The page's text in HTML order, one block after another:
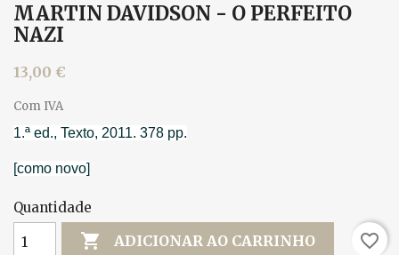
MARTIN DAVIDSON - O PERFEITO
NAZI
13,00 €
Com IVA
1.ª ed., Texto, 2011. 378 pp.
[como novo]
Quantidade
 ADICIONAR AO CARRINHO favorite_border